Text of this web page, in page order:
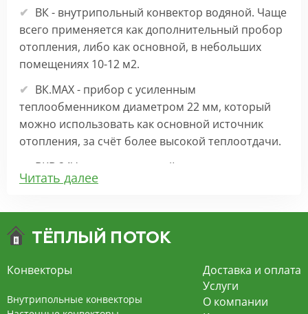
ВК - внутрипольный конвектор водяной. Чаще
всего применяется как дополнительный пробор
отопления, либо как основной, в небольших
помещениях 10-12 м2.
ВК.МАХ - прибор с усиленным
теплообменником диаметром 22 мм, который
можно использовать как основной источник
отопления, за счёт более высокой теплоотдачи.
ВКВ 24V – внутрипольный конвектор
отопления с вентилятором на 24В подходит для
экономит электроэнергию и бесшумно работает.
конвекцией на 220В. За счет тангенциального
вентилятора создает принудительную
Читать далее
Конвекторы
Внутрипольные конвекторы
Доставка и оплата
Услуги
О компании